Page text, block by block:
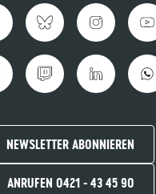
NEWSLETTER ABONNIEREN
ANRUFEN 0421 - 43 45 90